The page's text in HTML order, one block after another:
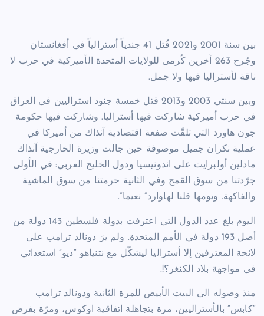
بين سنة 2001 و2021 قُتل 41 جندياً أسترالياً في أفغانستان
وجُرح 263 آخرين كُرمى للولايات المتحدة الأميركية في حرب لا
ناقة لأستراليا فيها ولا جمل.
وبين سنتي 2003 و2013 قتل خمسة جنود استراليين في العراق
في حرب أميركية شاركت فيها أستراليا. وشاركت فيها حكومة
جون هاورد التي تلقّت صفعة اقتصادية آنذاك من أميركا في
عملية نكران جميل موصوفة حين جالت وزيرة الخارجية آنذاك
مادلين أولبرايت على اندونيسيا ودول الخليج العربي: في الأولى
جرّدتنا من سوق القمح وفي الثانية حرمتنا من سوق الماشية
والفاكهة. ويومها قلنا لهاوارد” نعيما”.
اليوم بلغ عدد الدول التي اعترفت بدولة فلسطين 143 دولة من
أصل 193 دولة في الأمم المتحدة. ولم يرَ دونالد ترامب على
لائحة المعترفين إلا أستراليا ليشكّل مع نتنياهو “ديو” استعدائي
في مواجهة بلاد الكنغر؟!.
منذ وصوله الى البيت الأبيض للمرة الثانية ودونالد ترامب
“كابس” بالأستراليين، مرة بتجاهلة اتفاقية اوكوس، ومرّة بفرض